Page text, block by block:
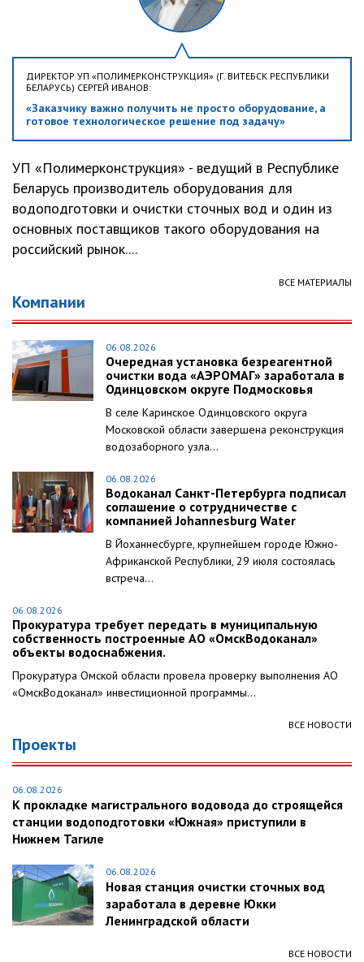
ДИРЕКТОР УП «ПОЛИМЕРКОНСТРУКЦИЯ» (Г. ВИТЕБСК РЕСПУБЛИКИ
БЕЛАРУСЬ) СЕРГЕЙ ИВАНОВ:
«Заказчику важно получить не просто оборудование, а
готовое технологическое решение под задачу»
УП «Полимерконструкция» - ведущий в Республике
Беларусь производитель оборудования для
водоподготовки и очистки сточных вод и один из
основных поставщиков такого оборудования на
российский рынок....
ВСЕ МАТЕРИАЛЫ
Компании
06.08.2026
Очередная установка безреагентной
очистки вода «АЭРОМАГ» заработала в
Одинцовском округе Подмосковья
В селе Каринское Одинцовского округа
Московской области завершена реконструкция
водозаборного узла...
06.08.2026
Водоканал Санкт-Петербурга подписал
соглашение о сотрудничестве с
компанией Johannesburg Water
В Йоханнесбурге, крупнейшем городе Южно-
Африканской Республики, 29 июля состоялась
встреча...
06.08.2026
Прокуратура требует передать в муниципальную
собственность построенные АО «ОмскВодоканал»
объекты водоснабжения.
Прокуратура Омской области провела проверку выполнения АО
«ОмскВодоканал» инвестиционной программы...
ВСЕ НОВОСТИ
Проекты
06.08.2026
К прокладке магистрального водовода до строящейся
станции водоподготовки «Южная» приступили в
Нижнем Тагиле
06.08.2026
Новая станция очистки сточных вод
заработала в деревне Юкки
Ленинградской области
ВСЕ НОВОСТИ